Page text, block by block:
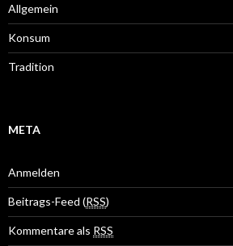
Allgemein
Konsum
Tradition
META
Anmelden
Beitrags-Feed (RSS)
Kommentare als RSS